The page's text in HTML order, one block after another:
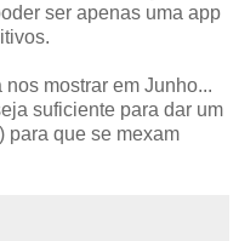
ser apenas uma app
mostrar em Junho...
suficiente para dar um
para que se mexam